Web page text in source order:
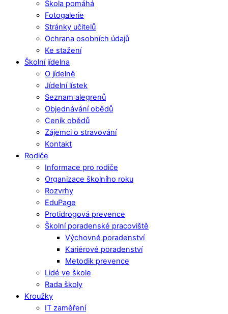
Škola pomáhá
Fotogalerie
Stránky učitelů
Ochrana osobních údajů
Ke stažení
Školní jídelna
O jídelně
Jídelní lístek
Seznam alegrenů
Objednávání obědů
Ceník obědů
Zájemci o stravování
Kontakt
Rodiče
Informace pro rodiče
Organizace školního roku
Rozvrhy
EduPage
Protidrogová prevence
Školní poradenské pracoviště
Výchovné poradenství
Kariérové poradenství
Metodik prevence
Lidé ve škole
Rada školy
Kroužky
IT zaměření